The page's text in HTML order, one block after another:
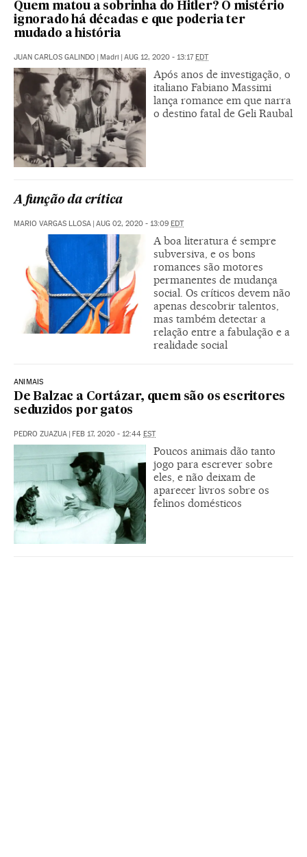
Quem matou a sobrinha do Hitler? O mistério
ignorado há décadas e que poderia ter
mudado a história
JUAN CARLOS GALINDO Madri AUG 12, 2020 - 13:17 EDT
Após anos de investigação, o
italiano Fabiano Massimi
lança romance em que narra
o destino fatal de Geli Raubal
A função da crítica
MARIO VARGAS LLOSA | AUG 02, 2020 - 13:09 EDT
A boa literatura é sempre
subversiva, e os bons
romances são motores
permanentes de mudança
social. Os críticos devem não
apenas descobrir talentos,
mas também detectar a
relação entre a fabulação e a
realidade social
ANIMAIS
De Balzac a Cortázar, quem são os escritores
seduzidos por gatos
PEDRO ZUAZUA | FEB 17, 2020 - 12:44 EST
Poucos animais dão tanto
jogo para escrever sobre
eles, e não deixam de
aparecer livros sobre os
felinos domésticos